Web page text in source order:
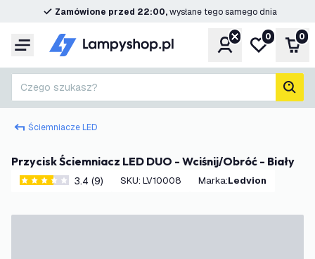
Zamówione przed 22:00,wysłane tego samego dnia
Menu KontoMoja lista
0 0
Czego szukasz?
Ściemniacze LED
Przycisk Ściemniacz LED DUO - Wciśnij/Obróć - Biały
3.4 Gwiazdki oceny
3.4 (9) SKU: LV10008 Marka: Ledvion